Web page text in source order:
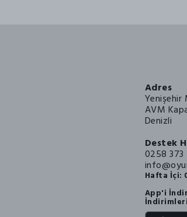
Adres
Yenişehir
AVM
Denizli
Destek
0258 373
Hafta İçi:
App'i